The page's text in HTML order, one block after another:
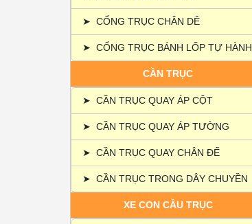
➤ CỔNG TRỤC CHÂN DÊ
➤ CỔNG TRỤC BÁNH LỐP TỰ HÀNH
CẦN TRỤC
➤ CẦN TRỤC QUAY ÁP CỘT
➤ CẦN TRỤC QUAY ÁP TƯỜNG
➤ CẦN TRỤC QUAY CHÂN ĐẾ
➤ CẦN TRỤC TRONG DÂY CHUYỀN
XE CON CẦU TRỤC